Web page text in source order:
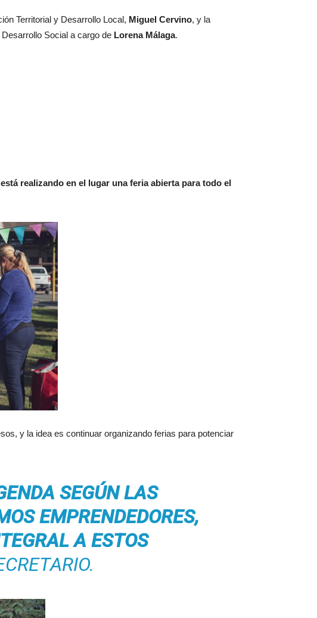
Territorial y Desarrollo Local, Miguel Cervino, y la
Social a cargo de Lorena Málaga.
realizando en el lugar una feria abierta para todo el
y la idea es continuar organizando ferias para potenciar
SEGÚN LAS
EMPRENDEDORES,
A ESTOS